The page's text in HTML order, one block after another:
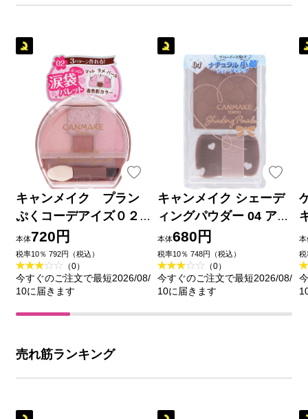
キャンメイク プラン
ぷくコーデアイズ０２
＿ 井田ラボラトリーズ
本体720円
税率10％ 792円（税込）
（0）
今すぐのご注文で最短2026/08/
10に届きます
キャンメイク シェーデ
ィングパウダー 04 アイ
スグレーブラウン ＿ 井
田ラボラトリーズ
本体680円
税率10％ 748円（税込）
（0）
今すぐのご注文で最短2026/08/
10に届きます
本
税
売れ筋ランキング